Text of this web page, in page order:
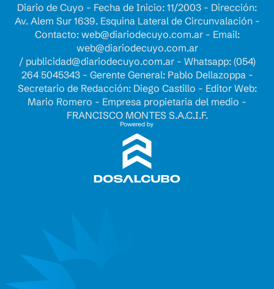
Diario de Cuyo - Fecha de Inicio: 11/2003 - Dirección:
Av. Alem Sur 1639. Esquina Lateral de Circunvalación -
Contacto: web@diariodecuyo.com.ar- Email:
web@diariodecuyo.com.ar
/ publicidad@diariodecuyo.com.ar- Whatsapp: (054)
264 5045343 - Gerente General: Pablo Dellazoppa -
Secretario de Redacción: Diego Castillo - Editor Web:
Mario Romero - Empresa propietaria del medio -
FRANCISCO MONTES S.A.C.I.F.